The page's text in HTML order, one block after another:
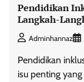
Pendidikan
Langkah-
Adminhannaz
Pendidikan
isu penting